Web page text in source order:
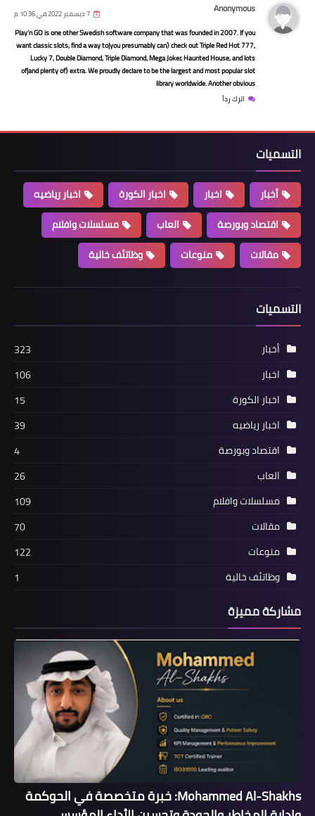
أخبار
بتكلفة مالية قدرها ٢٨٨ مليون جنيه
إنشاء مصنع للمخلفات الصلبة البلدية بقنا
شابوووة إسكواش مصر بعد التتويج
ببطولة العالم بهونج كونج
اخبار
أبو ريدة هدفنا تطوير الكرة المصرية
وشكرا الجمعية العمومية
أخبار
علام ومشهور يكرمان الحكمين التونسى
وأحمد ربيع ياسين بعد إنقاذ حياة لاعبين
Anonymous 7 ديسمبر 2022 في 10:36 م
Play’n GO is one other Swedish software company that was founded in 2007. If you
want classic slots, find a way to|you presumably can} check out Triple Red Hot 777,
Lucky 7, Double Diamond, Triple Diamond, Mega Joker, Haunted House, and lots
of|and plenty of} extra. We proudly declare to be the largest and most popular slot
library worldwide. Another obvious
اترك رداً
التسميات
أخبار اخبار اخبار الكورة
اخبار رياضيه
اقتصاد وبورصة
العاب
مسلسلات وافلام
مقالات
منوعات وظاتئف خالية
التسميات
أخبار
323
اخبار
106
اخبار الكورة
15
اخبار رياضيه
39
اقتصاد وبورصة
4
العاب
26
مسلسلات وافلام
109
مقالات
70
منوعات
122
وظاتئف خالية
1
مشاركة مميزة
Mohammed Al-Shakhs: خبرة متخصصة في الحوكمة